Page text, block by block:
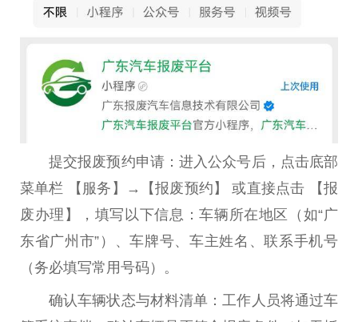
‌提交报废预约申请‌：进入公众号后，点击底部
菜单栏 ‌【服务】→【报废预约】‌ 或直接点击 ‌【报
废办理】‌，填写以下信息：车辆所在地区（如“广
东省广州市”）、车牌号、车主姓名、联系手机号
（务必填写常用号码）。‌‌
确认车辆状态与材料清单‌：工作人员将通过车